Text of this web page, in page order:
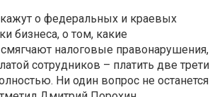
о федеральных и краевых
бизнеса, о том, какие
смягчают налоговые правонарушения,
сотрудников – платить две трети
Ни один вопрос не останется